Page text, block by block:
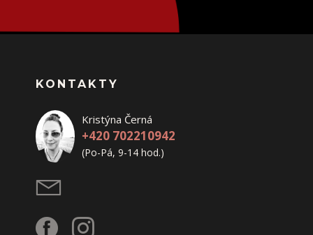
KONTAKTY
Kristýna Černá
+420 702210942
(Po-Pá, 9-14 hod.)